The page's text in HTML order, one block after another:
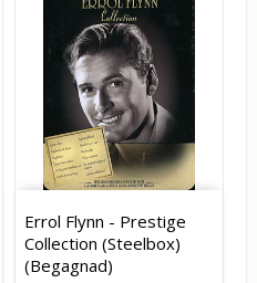
Errol Flynn - Prestige
Collection (Steelbox)
(Begagnad)